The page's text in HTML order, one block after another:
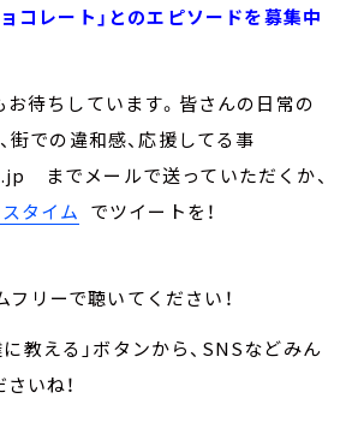
コレート」とのエピソードを募集中
待ちしています。皆さんの日常の
街での違和感、応援してる事
までメールで送っていただくか、
タイム でツイートを！
リーで聴いてください！
教える」ボタンから、SNSなどみん
いね！